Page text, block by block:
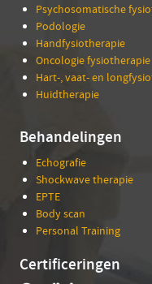
Psychosomatische
Podologie
Handfysiotherapie
Oncologie fysiotherapie
Hart-, vaat- en
Huidtherapie
Behandelingen
Echografie
Shockwave therapie
EPTE
Body scan
Personal Training
Certificeringen